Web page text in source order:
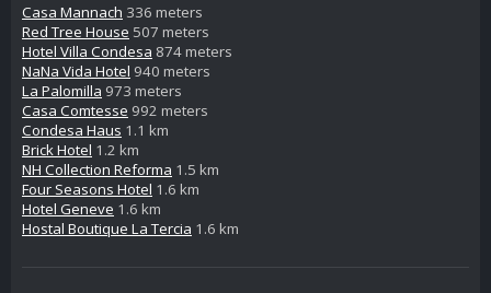
Casa Mannach 336 meters
Red Tree House 507 meters
Hotel Villa Condesa 874 meters
NaNa Vida Hotel 940 meters
La Palomilla 973 meters
Casa Comtesse 992 meters
Condesa Haus 1.1 km
Brick Hotel 1.2 km
NH Collection Reforma 1.5 km
Four Seasons Hotel 1.6 km
Hotel Geneve 1.6 km
Hostal Boutique La Tercia 1.6 km